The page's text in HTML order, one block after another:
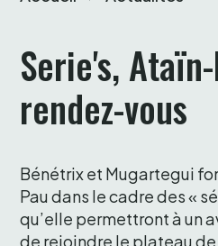
Serie's,
rendez-vous
Bénétrix et Mugartegui
Pau dans le cadre des «
qu’elle permettront à un
de rejoindre le plateau de